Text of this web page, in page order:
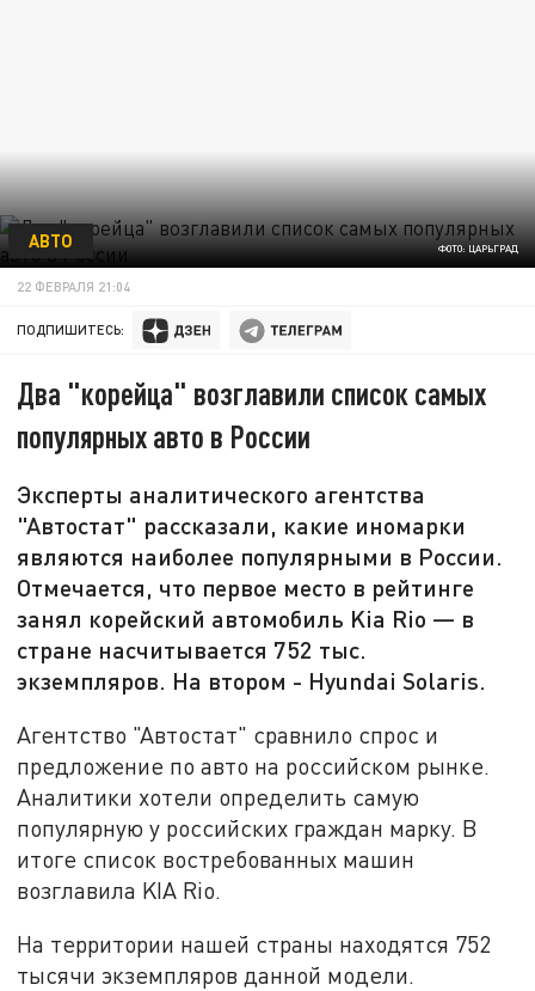
ФОТО: ЦАРЬГРАД
АВТО
22 ФЕВРАЛЯ 21:04
ПОДПИШИТЕСЬ:
Два "корейца" возглавили список самых
популярных авто в России
Эксперты аналитического агентства
"Автостат" рассказали, какие иномарки
являются наиболее популярными в России.
Отмечается, что первое место в рейтинге
занял корейский автомобиль Kia Rio — в
стране насчитывается 752 тыс.
экземпляров. На втором - Hyundai Solaris.
Агентство "Автостат" сравнило спрос и
предложение по авто на российском рынке.
Аналитики хотели определить самую
популярную у российских граждан марку. В
итоге список востребованных машин
возглавила KIA Rio.
На территории нашей страны находятся 752
тысячи экземпляров данной модели.